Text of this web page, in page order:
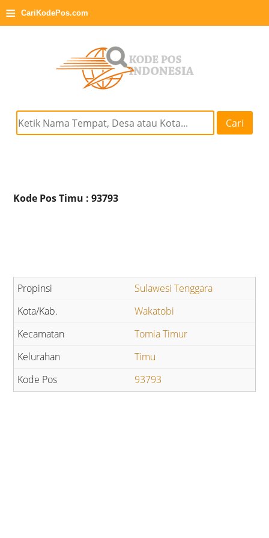
≡ CariKodePos.com
Cari
Kode Pos Timu : 93793
Sulawesi Tenggara
Wakatobi
Tomia Timur
Timu
93793